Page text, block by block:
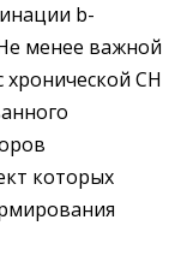
b-
менее важной
СН
которых